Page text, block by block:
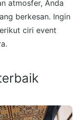
atmosfer, Anda
berkesan. Ingin
ciri event